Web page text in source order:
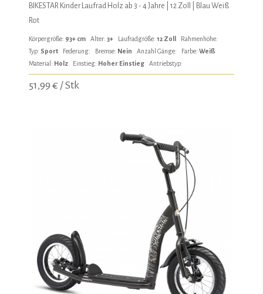
BIKESTAR Kinder Laufrad Holz ab 3 - 4 Jahre | 12 Zoll | Blau Weiß
Rot
Körpergröße: 93+ cm Alter: 3+ Laufradgröße: 12 Zoll
Rahmenhöhe:
Typ: Sport Federung: Bremse: Nein Anzahl Gänge: Farbe: Weiß
Material: Holz Einstieg: Hoher Einstieg Antriebstyp:
51,99 € / Stk